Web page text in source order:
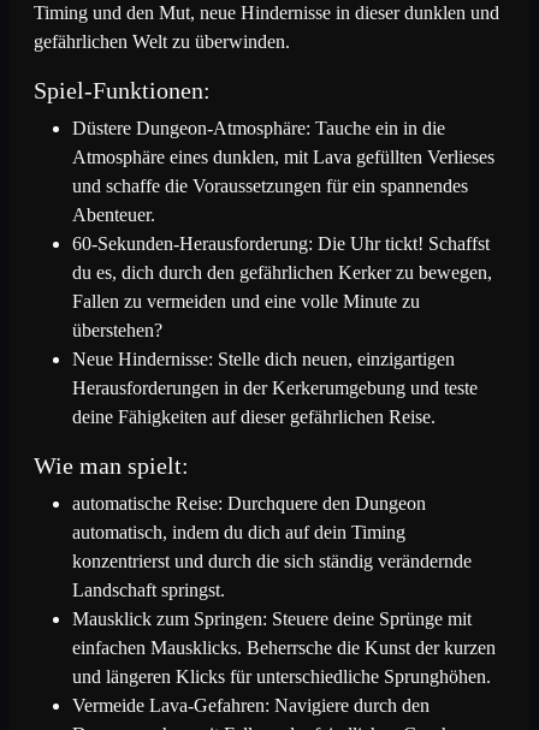
Timing und den Mut, neue Hindernisse in dieser dunklen und
gefährlichen Welt zu überwinden.
Spiel-Funktionen:
Düstere Dungeon-Atmosphäre: Tauche ein in die
Atmosphäre eines dunklen, mit Lava gefüllten Verlieses
und schaffe die Voraussetzungen für ein spannendes
Abenteuer.
60-Sekunden-Herausforderung: Die Uhr tickt! Schaffst
du es, dich durch den gefährlichen Kerker zu bewegen,
Fallen zu vermeiden und eine volle Minute zu
überstehen?
Neue Hindernisse: Stelle dich neuen, einzigartigen
Herausforderungen in der Kerkerumgebung und teste
deine Fähigkeiten auf dieser gefährlichen Reise.
Wie man spielt:
automatische Reise: Durchquere den Dungeon
automatisch, indem du dich auf dein Timing
konzentrierst und durch die sich ständig verändernde
Landschaft springst.
Mausklick zum Springen: Steuere deine Sprünge mit
einfachen Mausklicks. Beherrsche die Kunst der kurzen
und längeren Klicks für unterschiedliche Sprunghöhen.
Vermeide Lava-Gefahren: Navigiere durch den